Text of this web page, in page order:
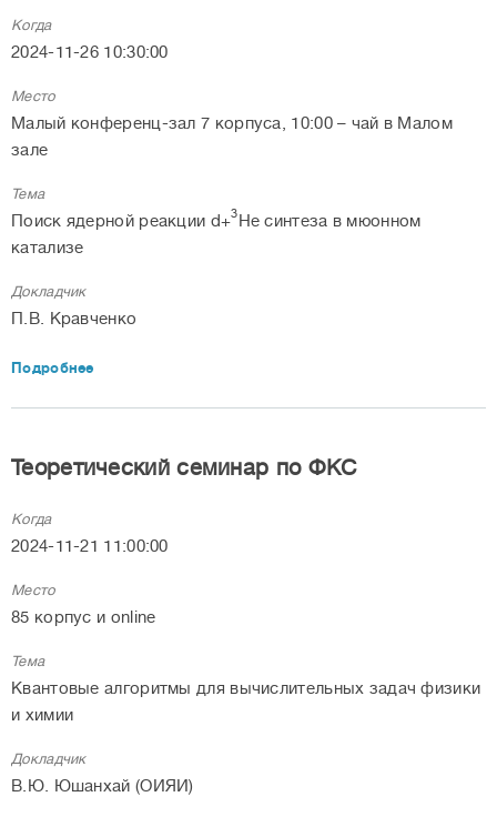
Когда
2024-11-26 10:30:00
Место
Малый конференц-зал 7 корпуса, 10:00 – чай в Малом
зале
Тема
Поиск ядерной реакции d+3 He синтеза в мюонном
катализе
Докладчик
П.В. Кравченко
Подробнее
Теоретический семинар по ФКС
Когда
2024-11-21 11:00:00
Место
85 корпус и online
Тема
Квантовые алгоритмы для вычислительных задач физики
и химии
Докладчик
В.Ю. Юшанхай (ОИЯИ)